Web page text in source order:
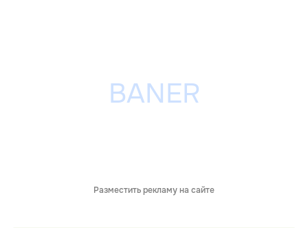
Разместить рекламу на сайте